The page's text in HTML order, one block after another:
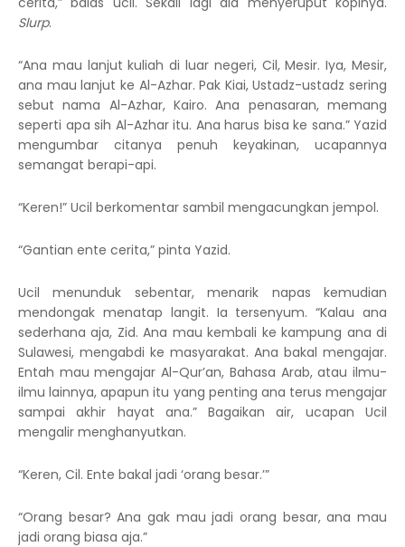
Slurp.
“Ana mau lanjut kuliah di luar negeri, Cil, Mesir. Iya, Mesir,
ana mau lanjut ke Al-Azhar. Pak Kiai, Ustadz-ustadz sering
sebut nama Al-Azhar, Kairo. Ana penasaran, memang
seperti apa sih Al-Azhar itu. Ana harus bisa ke sana.” Yazid
mengumbar citanya penuh keyakinan, ucapannya
semangat berapi-api.
“Keren!” Ucil berkomentar sambil mengacungkan jempol.
“Gantian ente cerita,” pinta Yazid.
Ucil menunduk sebentar, menarik napas kemudian
mendongak menatap langit. Ia tersenyum. “Kalau ana
sederhana aja, Zid. Ana mau kembali ke kampung ana di
Sulawesi, mengabdi ke masyarakat. Ana bakal mengajar.
Entah mau mengajar Al-Qur’an, Bahasa Arab, atau ilmu-
ilmu lainnya, apapun itu yang penting ana terus mengajar
sampai akhir hayat ana.” Bagaikan air, ucapan Ucil
mengalir menghanyutkan.
“Keren, Cil. Ente bakal jadi ‘orang besar.’”
“Orang besar? Ana gak mau jadi orang besar, ana mau
jadi orang biasa aja.”